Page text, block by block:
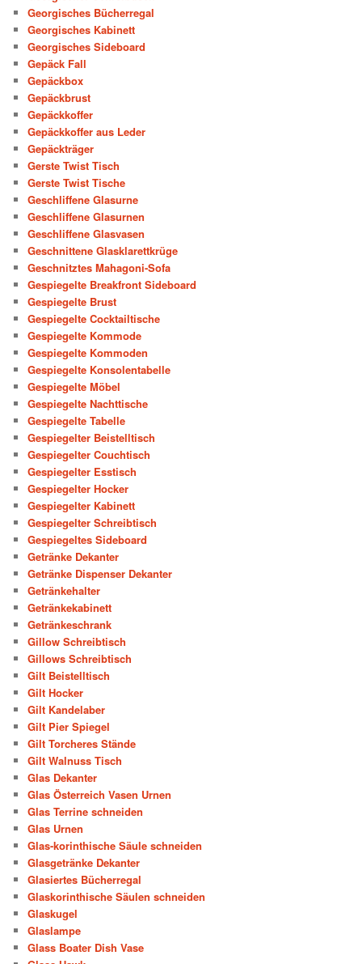
Georgisches Bücherregal
Georgisches Kabinett
Georgisches Sideboard
Gepäck Fall
Gepäckbox
Gepäckbrust
Gepäckkoffer
Gepäckkoffer aus Leder
Gepäckträger
Gerste Twist Tisch
Gerste Twist Tische
Geschliffene Glasurne
Geschliffene Glasurnen
Geschliffene Glasvasen
Geschnittene Glasklarettkrüge
Geschnitztes Mahagoni-Sofa
Gespiegelte Breakfront Sideboard
Gespiegelte Brust
Gespiegelte Cocktailtische
Gespiegelte Kommode
Gespiegelte Kommoden
Gespiegelte Konsolentabelle
Gespiegelte Möbel
Gespiegelte Nachttische
Gespiegelte Tabelle
Gespiegelter Beistelltisch
Gespiegelter Couchtisch
Gespiegelter Esstisch
Gespiegelter Hocker
Gespiegelter Kabinett
Gespiegelter Schreibtisch
Gespiegeltes Sideboard
Getränke Dekanter
Getränke Dispenser Dekanter
Getränkehalter
Getränkekabinett
Getränkeschrank
Gillow Schreibtisch
Gillows Schreibtisch
Gilt Beistelltisch
Gilt Hocker
Gilt Kandelaber
Gilt Pier Spiegel
Gilt Torcheres Stände
Gilt Walnuss Tisch
Glas Dekanter
Glas Österreich Vasen Urnen
Glas Terrine schneiden
Glas Urnen
Glas-korinthische Säule schneiden
Glasgetränke Dekanter
Glasiertes Bücherregal
Glaskorinthische Säulen schneiden
Glaskugel
Glaslampe
Glass Boater Dish Vase